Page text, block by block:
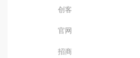
创客
官网
招商